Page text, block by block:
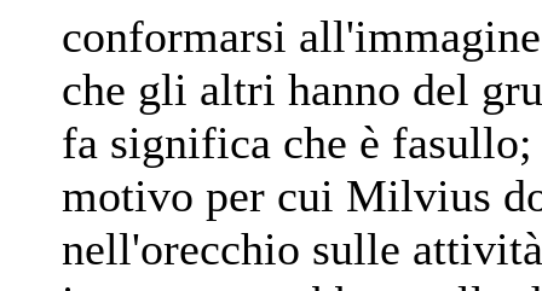
conformarsi
che gli altri hanno del
fa significa che è
motivo per cui Milvius
nell'orecchio sulle